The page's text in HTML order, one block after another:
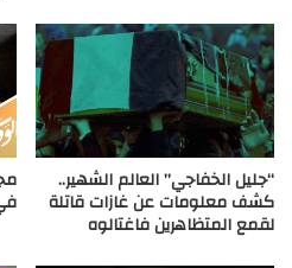
“جليل الخفاجي” العالم الشهير..
كشف معلومات عن غازات قاتلة
لقمع المتظاهرين فاغتالوه